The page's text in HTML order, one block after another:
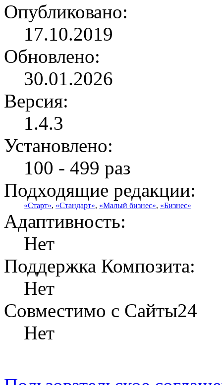
Опубликовано:
17.10.2019
Обновлено:
30.01.2026
Версия:
1.4.3
Установлено:
100 - 499 раз
Подходящие редакции:
«Старт», «Стандарт», «Малый бизнес», «Бизнес»
Адаптивность:
Нет
Поддержка Композита:
Нет
Совместимо с Сайты24
Нет